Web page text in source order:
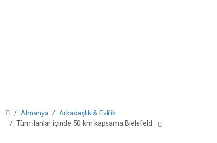
Almanya
Arkadaşlık & Evlilik
Tüm ilanlar içinde 50 km kapsama Bielefeld